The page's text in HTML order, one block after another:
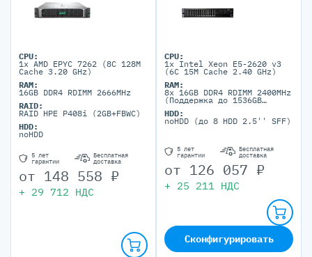
CPU:
1x AMD EPYC 7262 (8C 128M
Cache 3.20 GHz)
RAM:
16GB DDR4 RDIMM 2666MHz
RAID:
RAID HPE P408i (2GB+FBWC)
HDD:
noHDD
5 лет
гарантии
Бесплатная
доставка
от 148 558 ₽
+ 29 712 НДС
CPU:
1x Intel Xeon E5-2620 v3
(6C 15M Cache 2.40 GHz)
RAM:
8x 16GB DDR4 RDIMM 2400MHz
(Поддержка до 1536GB
ports)
HDD:
noHDD (до 8 HDD 2.5'' SFF)
5 лет
гарантии
Бесплатная
доставка
от 126 057 ₽
+ 25 211 НДС
Сконфигурировать